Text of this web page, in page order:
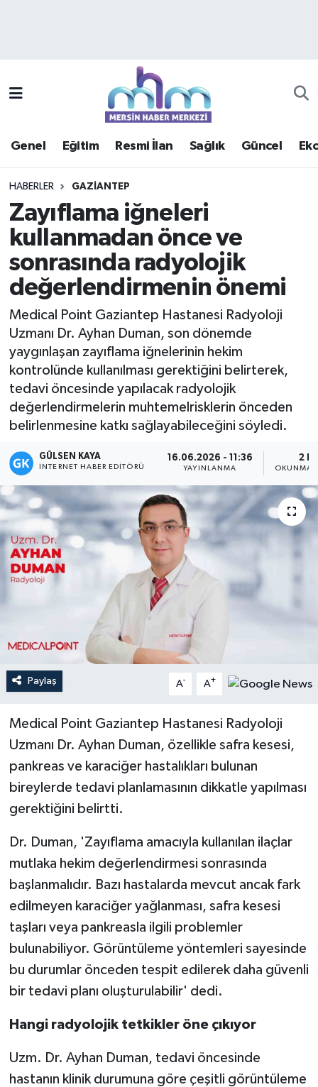
Genel Eğitim Resmi İlan Sağlık Güncel
HABERLER GAZIANTEP
Zayıflama iğneleri
kullanmadan önce ve
sonrasında radyolojik
değerlendirmenin önemi
Medical Point Gaziantep Hastanesi Radyoloji
Uzmanı Dr. Ayhan Duman, son dönemde
yaygınlaşan zayıflama iğnelerinin hekim
kontrolünde kullanılması gerektiğini belirterek,
tedavi öncesinde yapılacak radyolojik
değerlendirmelerin muhtemelrisklerin önceden
belirlenmesine katkı sağlayabileceğini söyledi.
GÜLSEN KAYA
İNTERNET HABER EDITÖRÜ
16.06.2026 - 11:36
YAYINLANMA
2
OKUNMA
Paylaş A- A+
Medical Point Gaziantep Hastanesi Radyoloji
Uzmanı Dr. Ayhan Duman, özellikle safra kesesi,
pankreas ve karaciğer hastalıkları bulunan
bireylerde tedavi planlamasının dikkatle yapılması
gerektiğini belirtti.
Dr. Duman, 'Zayıflama amacıyla kullanılan ilaçlar
mutlaka hekim değerlendirmesi sonrasında
başlanmalıdır. Bazı hastalarda mevcut ancak fark
edilmeyen karaciğer yağlanması, safra kesesi
taşları veya pankreasla ilgili problemler
bulunabiliyor. Görüntüleme yöntemleri sayesinde
bu durumlar önceden tespit edilerek daha güvenli
bir tedavi planı oluşturulabilir' dedi.
Hangi radyolojik tetkikler öne çıkıyor
Uzm. Dr. Ayhan Duman, tedavi öncesinde
hastanın klinik durumuna göre çeşitli görüntüleme
Güncel
Haberde insan
Kültür - Sanat
Magazin
Mersin Tarihi
Özel Haber
Politika
Resmi İlan
Sağlık
Sürmanşet
Teknoloji
Mersin Trafik Yoğunluk Haritası
Süper Lig Puan Durumu ve Fikstür
Haber Arşivi